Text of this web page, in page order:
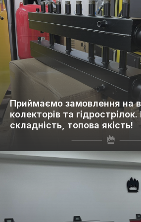
Приймаємо замовлення на
колекторів та
складність, топова якість!